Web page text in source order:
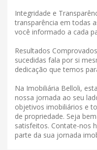
Integridade e
transparência em todas
você informado a cada
Resultados
sucedidas fala por si
dedicação que temos
Na Imobiliária Belloli,
nossa jornada ao seu
objetivos imobiliários e
de propriedade. Seja
satisfeitos. Contate-nos
parte da sua jornada